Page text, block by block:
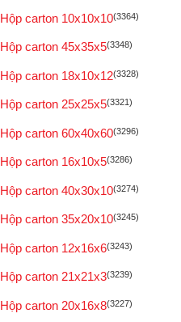
Hộp carton 10x10x10(3364)
Hộp carton 45x35x5(3348)
Hộp carton 18x10x12(3328)
Hộp carton 25x25x5(3321)
Hộp carton 60x40x60(3296)
Hộp carton 16x10x5(3286)
Hộp carton 40x30x10(3274)
Hộp carton 35x20x10(3245)
Hộp carton 12x16x6(3243)
Hộp carton 21x21x3(3239)
Hộp carton 20x16x8(3227)